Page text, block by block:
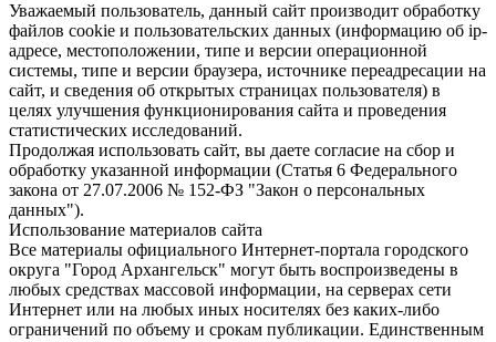
Уважаемый пользователь, данный сайт производит обработку
файлов cookie и пользовательских данных (информацию об ip-
адресе, местоположении, типе и версии операционной
системы, типе и версии браузера, источнике переадресации на
сайт, и сведения об открытых страницах пользователя) в
целях улучшения функционирования сайта и проведения
статистических исследований.
Продолжая использовать сайт, вы даете согласие на сбор и
обработку указанной информации (Статья 6 Федерального
закона от 27.07.2006 № 152-ФЗ "Закон о персональных
данных").
Использование материалов сайта
Все материалы официального Интернет-портала городского
округа "Город Архангельск" могут быть воспроизведены в
любых средствах массовой информации, на серверах сети
Интернет или на любых иных носителях без каких-либо
ограничений по объему и срокам публикации. Единственным